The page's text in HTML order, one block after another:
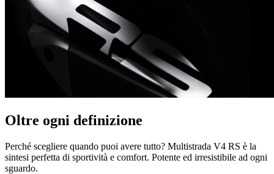
Oltre ogni definizione
Perché scegliere quando puoi avere tutto? Multistrada V4 RS è la
sintesi perfetta di sportività e comfort. Potente ed irresistibile ad ogni
sguardo.